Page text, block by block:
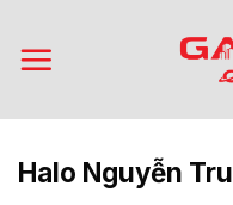
qua
nội
Halo Nguyễn